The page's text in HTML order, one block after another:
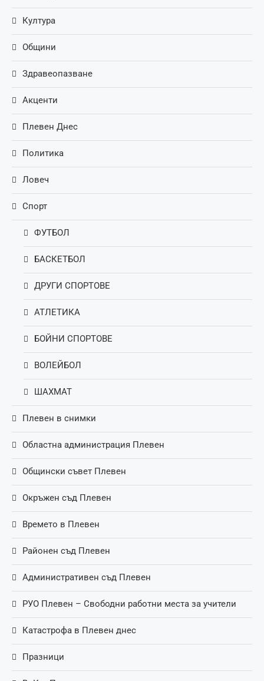
Култура
Общини
Здравеопазване
Акценти
Плевен Днес
Политика
Ловеч
Спорт
ФУТБОЛ
БАСКЕТБОЛ
ДРУГИ СПОРТОВЕ
АТЛЕТИКА
БОЙНИ СПОРТОВЕ
ВОЛЕЙБОЛ
ШАХМАТ
Плевен в снимки
Областна администрация Плевен
Общински съвет Плевен
Окръжен съд Плевен
Времето в Плевен
Районен съд Плевен
Административен съд Плевен
РУО Плевен – Свободни работни места за учители
Катастрофа в Плевен днес
Празници